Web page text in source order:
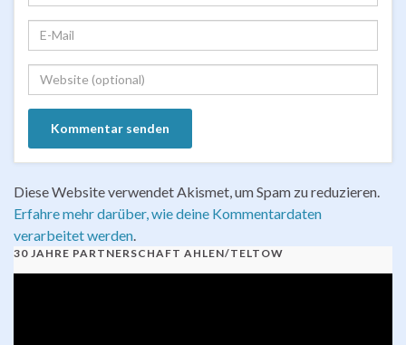
Diese Website verwendet Akismet, um Spam zu reduzieren.
Erfahre mehr darüber, wie deine Kommentardaten
verarbeitet werden
30 JAHRE PARTNERSCHAFT AHLEN/TELTOW